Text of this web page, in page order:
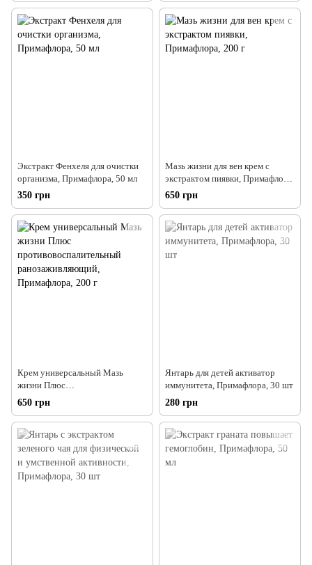
Экстракт Фенхеля для очистки
организма, Примафлора, 50 мл
350 грн
Мазь жизни для вен крем с
экстрактом пиявки, Примафлора,
200 г
650 грн
Крем универсальный Мазь
жизни Плюс
противовоспалительный
ранозаживляющий, Примафлора,
200 г
650 грн
Янтарь для детей активатор
иммунитета, Примафлора, 30 шт
280 грн